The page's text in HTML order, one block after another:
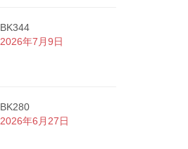
BK344
2026年7月9日
BK280
2026年6月27日